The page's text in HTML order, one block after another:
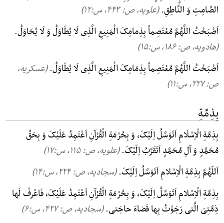
الصَّامِتِ وَ النَّاطِقِ.(علویه، ص: ۴۴۳, س:۱۲)
اَصْبَحْتُ اللَّهُمَّ مُعْتَصِماً بِذِمامِکَ الْمَنِیعِ الَّذِی لَا یُطَاوَلُ وَ لَا یُحَاوَلُ.
(هادویه، ص: ۱۸۶, س:۱۵)
اَصْبَحْتُ اللَّهُمَّ مُعْتَصِماً بِذِمَامِکَ الْمَنِیعِ الَّذِی لَا یُطَاوَلُ.(عسکریه،
ص: ۲۲۷, س:۱۱)
بِذِمَّةِ
بِذِمَّةِ الْاِسْلَامِ اَتَوَسَّلُ اِلَیْکَ، وَ بِحُرْمَةِ الْقُرْآنِ اَعْتَمِدُ عَلَیْکَ وَ بِحَقِّ
مُحَمَّدٍ وَ آلِ مُحَمَّدٍ اَتَقَرَّبُ اِلَیْکَ.(علویه، ص: ۱۱۵, س:۱۷)
اَللّهُمَّ بِذِمَّةِ الْاِسْلامِ اَتَوَسَّلُ اِلَیْکَ.(سجادیه، ص: ۲۲۴, س:۱۴)
بِذِمَّةِ الْاِسْلامِ اَتَوَسَّلُ اِلَیْکَ، وَ بِحُرْمَةِ الْقُرْآنِ اَعْتَمِدُ عَلَیْکَ، فَاعْرفْ لَها
ذِمَّتِیَ الَّتی رَجَوْتُ بِها قَضاءَ حاجَتی.(سجادیه، ص: ۴۲۷, س:۶)